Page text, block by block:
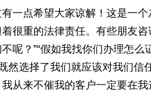
有一点希望大家谅解！这是一
很重的法律责任。有些朋友
呢？”“假如我找你们办理怎么
然选择了我们就应该对我们
从来不催我的客户一定要在